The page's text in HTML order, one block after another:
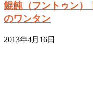
餛飩（フントゥン）
のワンタン
2013年4月16日